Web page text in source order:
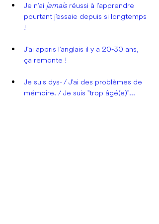
Je n'ai jamais réussi à l'apprendre
pourtant j'essaie depuis si longtemps
!
J'ai appris l'anglais il y a 20-30 ans,
ça remonte !
Je suis dys- / J'ai des problèmes de
mémoire. / Je suis "trop âgé(e)"...